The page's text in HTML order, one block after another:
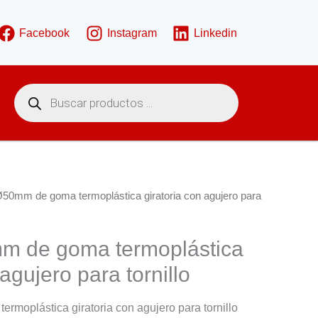
Facebook Instagram Linkedin
B
ú
s
e
e
p
u
c
t
o
de goma termoplástica giratoria con agujero para
de goma termoplástica
para tornillo
giratoria con agujero para tornillo